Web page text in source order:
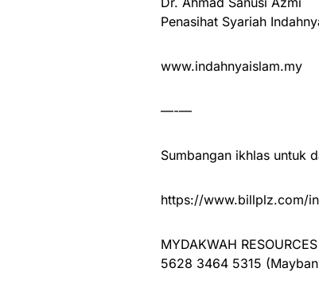
Penasihat Syariah
www.indahnyaislam.my
—-—
Sumbangan ikhlas untuk
https://www.billplz.com/
MYDAKWAH RESOURCES
5628 3464 5315